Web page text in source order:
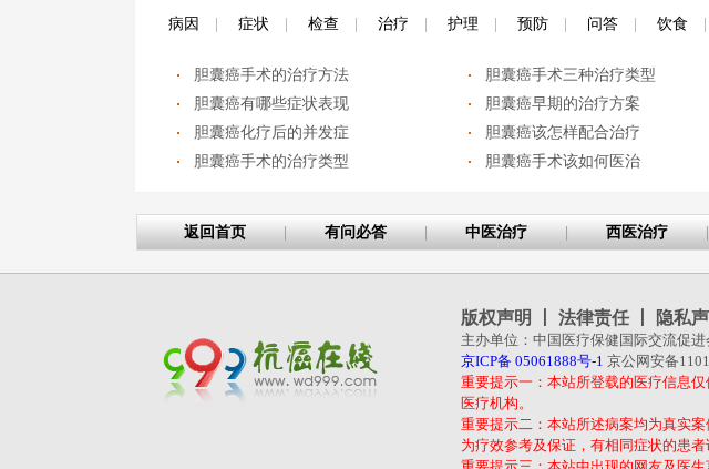
病因 症状 检查 治疗 护理 预防 问答 饮食
胆囊癌手术的治疗方法 胆囊癌手术三种治疗类型
胆囊癌有哪些症状表现
胆囊癌早期的治疗方案
胆囊癌化疗后的并发症
胆囊癌该怎样配合治疗
胆囊癌手术的治疗类型
胆囊癌手术该如何医治
返回首页 有问必答 中医治疗 西医治疗
版权声明 法律责任 隐私
主办单位：中国医疗保健国际交流促
京ICP备 05061888号-1 京公网安备
重要提示一：本站所登载的医疗信息
医疗机构。
重要提示二：本站所述病案均为真实
为疗效参考及保证，有相同症状的患